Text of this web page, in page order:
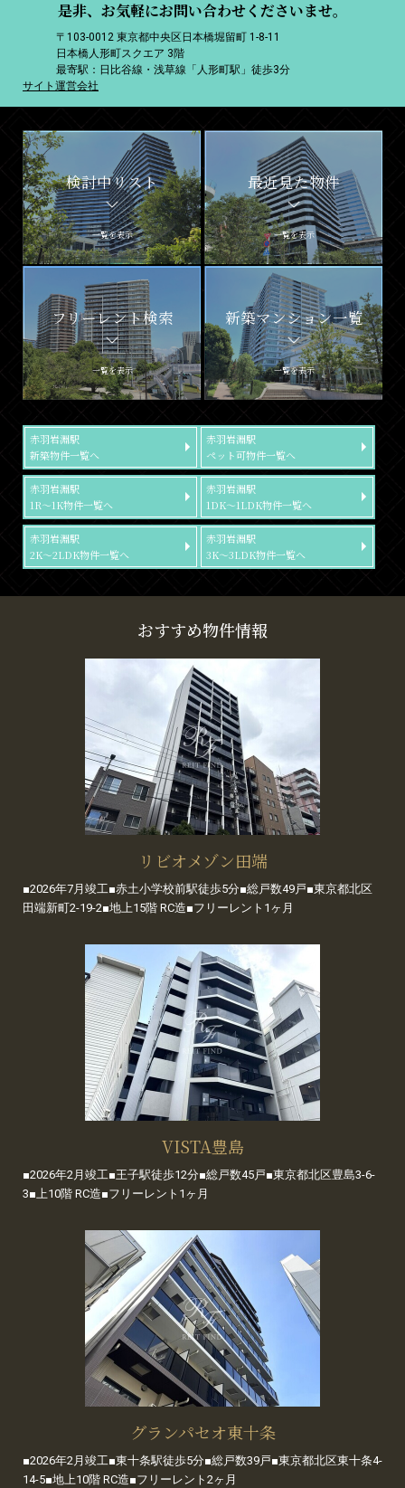
是非、お気軽にお問い合わせくださいませ。
〒103-0012 東京都中央区日本橋堀留町 1-8-11
日本橋人形町スクエア 3階
最寄駅：日比谷線・浅草線「人形町駅」徒歩3分
サイト運営会社
検討中リスト
一覧を表示
最近見た物件
一覧を表示
フリーレント検索
一覧を表示
新築マンション一覧
一覧を表示
赤羽岩淵駅
新築物件一覧へ
赤羽岩淵駅
ペット可物件一覧へ
赤羽岩淵駅
1R～1K物件一覧へ
赤羽岩淵駅
1DK～1LDK物件一覧へ
赤羽岩淵駅
2K～2LDK物件一覧へ
赤羽岩淵駅
3K～3LDK物件一覧へ
おすすめ物件情報
リビオメゾン田端
■2026年7月竣工■赤土小学校前駅徒歩5分■総戸数49戸■東京都北区
田端新町2-19-2■地上15階 RC造■フリーレント1ヶ月
VISTA豊島
■2026年2月竣工■王子駅徒歩12分■総戸数45戸■東京都北区豊島3-6-
3■上10階 RC造■フリーレント1ヶ月
グランパセオ東十条
■2026年2月竣工■東十条駅徒歩5分■総戸数39戸■東京都北区東十条4-
14-5■地上10階 RC造■フリーレント2ヶ月